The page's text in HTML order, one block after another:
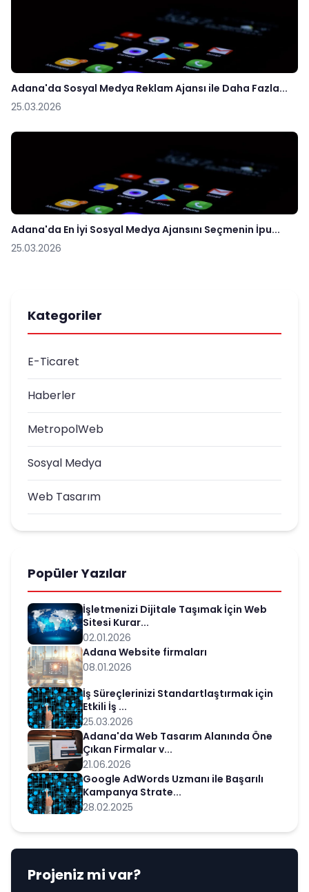
Adana'da Sosyal Medya Reklam Ajansı ile Daha Fazla...
25.03.2026
Adana'da En İyi Sosyal Medya Ajansını Seçmenin İpu...
25.03.2026
Kategoriler
E-Ticaret
Haberler
MetropolWeb
Sosyal Medya
Web Tasarım
Popüler Yazılar
İşletmenizi Dijitale Taşımak İçin Web
Sitesi Kurar...
02.01.2026
Adana Website firmaları
08.01.2026
İş Süreçlerinizi Standartlaştırmak için
Etkili İş ...
25.03.2026
Adana'da Web Tasarım Alanında Öne
Çıkan Firmalar v...
21.06.2026
Google AdWords Uzmanı ile Başarılı
Kampanya Strate...
28.02.2025
Projeniz mi var?